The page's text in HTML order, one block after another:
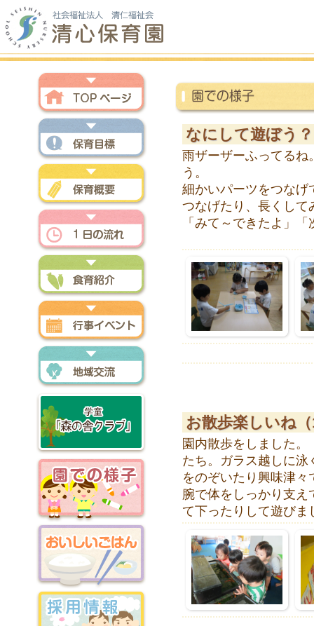
トップページ
保育方針
保育概要
一日の流れ
食育
行事イベント
地域交流
森の舎クラブ
園での様子
おいしいごはん
なにして遊ぼう
雨ザーザーふってる
う。
細かいパーツをつな
つなげたり、長くし
「みて～できたよ」
お散歩楽しいね
園内散歩をしました
たち。ガラス越しに
をのぞいたり興味津
腕で体をしっかり支
て下ったりして遊びま